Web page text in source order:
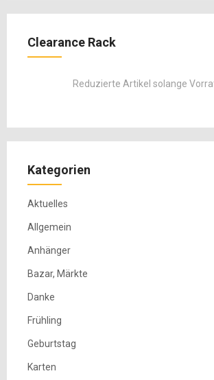
Clearance Rack
Reduzierte Artikel solange
Kategorien
Aktuelles
Allgemein
Anhänger
Bazar, Märkte
Danke
Frühling
Geburtstag
Karten